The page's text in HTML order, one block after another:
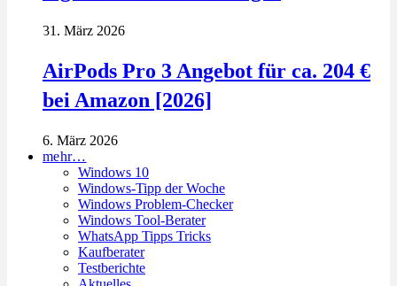
31. März 2026
AirPods Pro 3 Angebot für ca. 204 €
bei Amazon [2026]
6. März 2026
mehr…
Windows 10
Windows-Tipp der Woche
Windows Problem-Checker
Windows Tool-Berater
WhatsApp Tipps Tricks
Kaufberater
Testberichte